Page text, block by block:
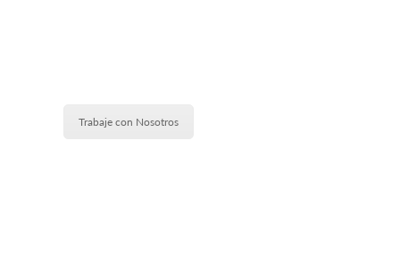
Trabaje con Nosotros